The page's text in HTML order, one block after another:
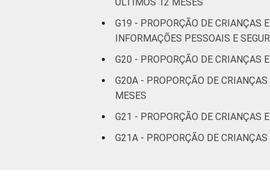
G19 - PROPORÇÃO DE CRIANÇAS
INFORMAÇÕES PESSOAIS E
G20 - PROPORÇÃO DE CRIANÇAS
G20A - PROPORÇÃO DE
MESES
G21 - PROPORÇÃO DE CRIANÇAS
G21A - PROPORÇÃO DE